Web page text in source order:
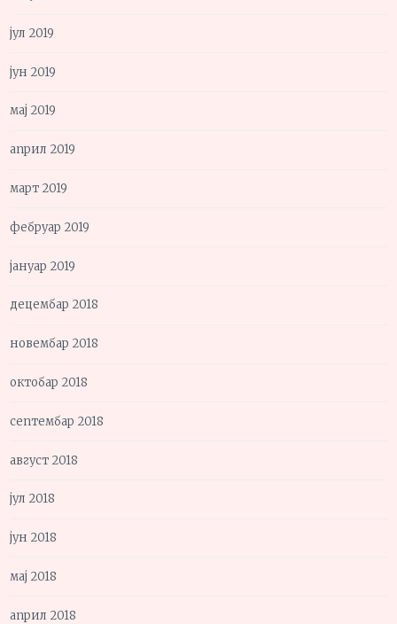
јул 2019
јун 2019
мај 2019
април 2019
март 2019
фебруар 2019
јануар 2019
децембар 2018
новембар 2018
октобар 2018
септембар 2018
август 2018
јул 2018
јун 2018
мај 2018
април 2018